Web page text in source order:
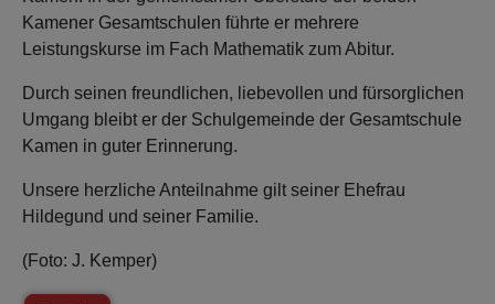
Kamener Gesamtschulen führte er mehrere
Leistungskurse im Fach Mathematik zum Abitur.
Durch seinen freundlichen, liebevollen und fürsorglichen
Umgang bleibt er der Schulgemeinde der Gesamtschule
Kamen in guter Erinnerung.
Unsere herzliche Anteilnahme gilt seiner Ehefrau
Hildegund und seiner Familie.
(Foto: J. Kemper)